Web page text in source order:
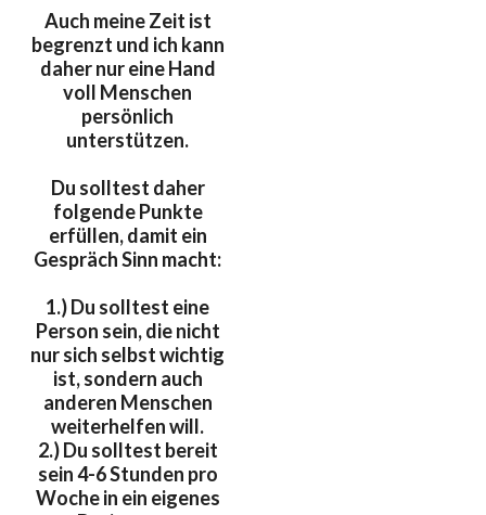
Auch meine Zeit ist
begrenzt und ich kann
daher nur eine Hand
voll Menschen
persönlich
unterstützen.
Du solltest daher
folgende Punkte
erfüllen, damit ein
Gespräch Sinn macht:
1.) Du solltest eine
Person sein, die nicht
nur sich selbst wichtig
ist, sondern auch
anderen Menschen
weiterhelfen will.
2.) Du solltest bereit
sein 4-6 Stunden pro
Woche in ein eigenes